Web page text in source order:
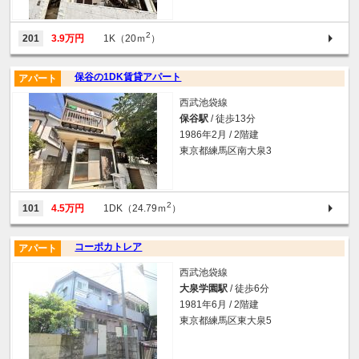
201 3.9万円 1K（20ｍ2 ）
保谷の1DK賃貸アパート
アパート
西武池袋線
保谷駅 / 徒歩13分
1986年2月 / 2階建
東京都練馬区南大泉3
101 4.5万円 1DK（24.79ｍ2 ）
コーポカトレア
アパート
西武池袋線
大泉学園駅 / 徒歩6分
1981年6月 / 2階建
東京都練馬区東大泉5